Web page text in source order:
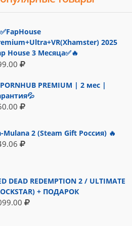
2025
House 3 Месяца✅🔥
PREMIUM | 2 мес |
Mulana 2 (Steam Gift Россия) 🔥
DEAD REDEMPTION 2 / ULTIMATE
+ ПОДАРОК